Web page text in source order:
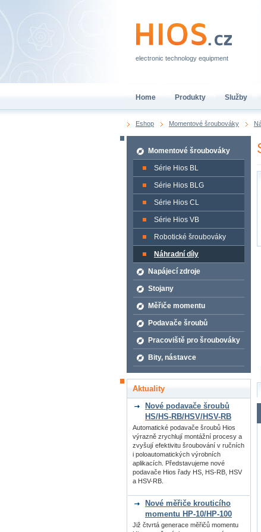
Eshop Momentové šroubováky
Momentové šroubováky
Série Hios BL
Série Hios BLG
Série Hios CL
Série Hios VB
Robotické šroubováky
Náhradní díly
Napájecí zdroje
Stojany
Měřiče momentu
Podavače šroubů
Pracoviště pro šroubováky
Bity, nástavce
Aktuality
Nové podavače šroubů
HS/HS-RB/HSV/HSV-RB
Automatické podavače šroubů Hios
výrazně zrychlují montážní procesy a
zvyšují efektivitu šroubování v ručních
i poloautomatických výrobních
aplikacích. Představujeme nové
podavače Hios řady HS, HS-RB, HSV
a HSV-RB.
Nové měřiče krouticího
momentu HP-10/HP-100
Již čtvrtá generace měřičů momentu
electronic technology equipment
Home Produkty Služby